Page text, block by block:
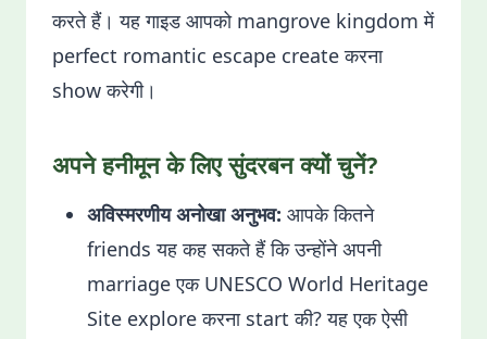
करते हैं। यह गाइड आपको mangrove kingdom में
perfect romantic escape create करना
show करेगी।
अपने हनीमून के लिए सुंदरबन क्यों चुनें?
अविस्मरणीय अनोखा अनुभव: आपके कितने
friends यह कह सकते हैं कि उन्होंने अपनी
marriage एक UNESCO World Heritage
Site explore करना start की? यह एक ऐसी